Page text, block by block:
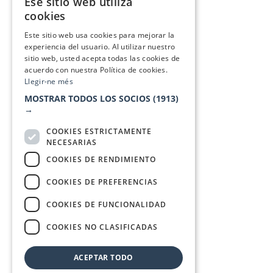
cookies
Este sitio web usa cookies para mejorar la
experiencia del usuario. Al utilizar nuestro
sitio web, usted acepta todas las cookies de
acuerdo con nuestra Política de cookies.
Llegir-ne més
MOSTRAR TODOS LOS SOCIOS (1913)
→
COOKIES ESTRICTAMENTE
NECESARIAS
COOKIES DE RENDIMIENTO
COOKIES DE PREFERENCIAS
COOKIES DE FUNCIONALIDAD
COOKIES NO CLASIFICADAS
ACEPTAR TODO